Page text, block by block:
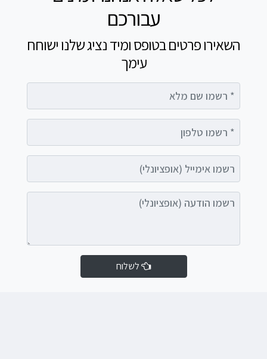
עבורכם
השאירו פרטים בטופס ומיד נציג שלנו ישוחח
עימך
רשמו הודעה (אופציונלי)
לשלוח